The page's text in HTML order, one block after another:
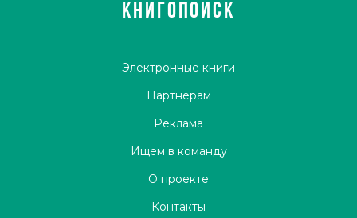
КНИГОПОИСК
Электронные книги
Партнёрам
Реклама
Ищем в команду
О проекте
Контакты